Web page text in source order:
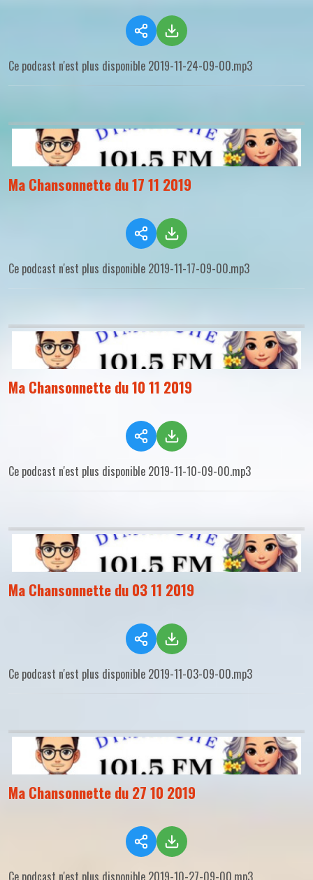
Ce podcast n'est plus disponible 2019-11-24-09-00.mp3
Ma Chansonnette du 17 11 2019
Ce podcast n'est plus disponible 2019-11-17-09-00.mp3
Ma Chansonnette du 10 11 2019
Ce podcast n'est plus disponible 2019-11-10-09-00.mp3
Ma Chansonnette du 03 11 2019
Ce podcast n'est plus disponible 2019-11-03-09-00.mp3
Ma Chansonnette du 27 10 2019
Ce podcast n'est plus disponible 2019-10-27-09-00.mp3